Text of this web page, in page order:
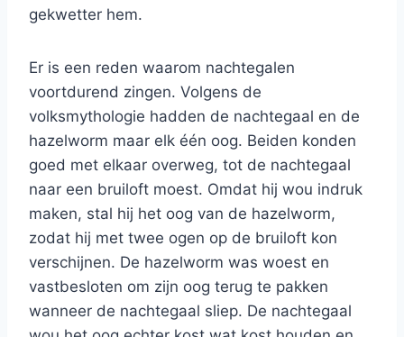
gekwetter hem.
Er is een reden waarom nachtegalen
voortdurend zingen. Volgens de
volksmythologie hadden de nachtegaal en de
hazelworm maar elk één oog. Beiden konden
goed met elkaar overweg, tot de nachtegaal
naar een bruiloft moest. Omdat hij wou indruk
maken, stal hij het oog van de hazelworm,
zodat hij met twee ogen op de bruiloft kon
verschijnen. De hazelworm was woest en
vastbesloten om zijn oog terug te pakken
wanneer de nachtegaal sliep. De nachtegaal